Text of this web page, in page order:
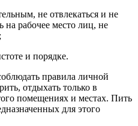
не отвлекаться и не
на рабочее место лиц, не
и порядке.
правила личной
отдыхать только в
помещениях и местах. Пить
для этого